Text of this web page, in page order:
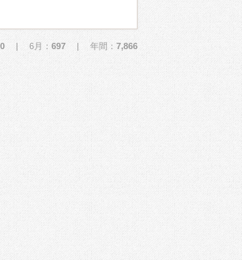
| 6月： 697 | 年間： 7,866